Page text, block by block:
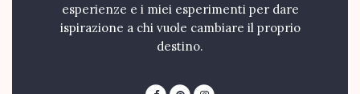
esperienze e i miei esperimenti per dare
ispirazione a chi vuole cambiare il proprio
destino.